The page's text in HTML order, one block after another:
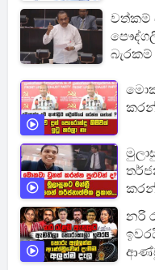
විපක්ෂ
වත්කම්
නරි